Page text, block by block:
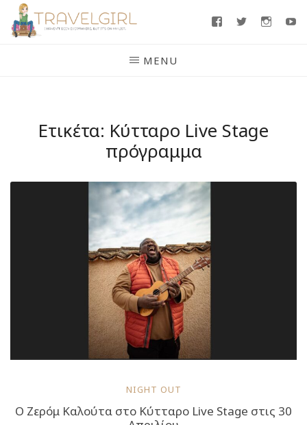
Skip
FacebookTwitter
MENU
Ετικέτα: Κύτταρο Live Stage
πρόγραμμα
NIGHT OUT
Ο Ζερόμ Καλούτα στο Κύτταρο Live Stage στις 30